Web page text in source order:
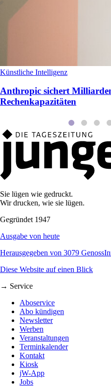
Künstliche Intelligenz
Anthropic sichert
Rechenkapazitäten
Sie lügen wie gedruckt.
Wir drucken, wie sie lügen.
Gegründet 1947
Ausgabe von heute
Herausgegeben von 3079
Diese Website auf einen Blick
→ Service
Aboservice
Abo kündigen
Newsletter
Werben
Veranstaltungen
Terminkalender
Kontakt
Kiosk
jW-App
Jobs